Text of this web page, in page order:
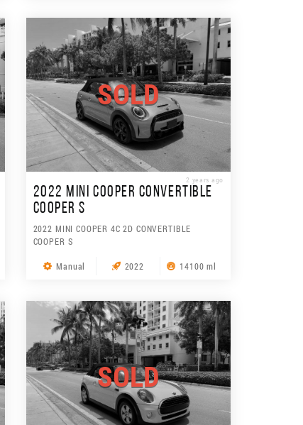
SOLD
2 years ago
2022 MINI COOPER CONVERTIBLE
COOPER S
2022 MINI COOPER 4C 2D CONVERTIBLE
COOPER S
Manual 2022 14100 ml
SOLD